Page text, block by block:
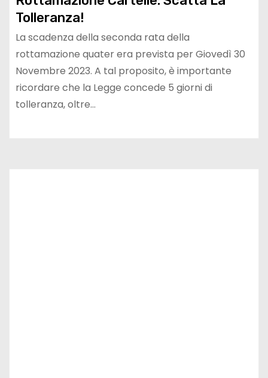
Tolleranza!
La scadenza della seconda rata della
rottamazione quater era prevista per Giovedì 30
Novembre 2023. A tal proposito, è importante
ricordare che la Legge concede 5 giorni di
tolleranza, oltre…